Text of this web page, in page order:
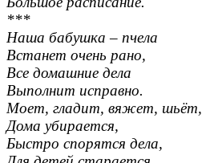
***
Наша бабушка – пчела
Встанет очень рано,
Все домашние дела
Выполнит исправно.
Моет, гладит, вяжет, шьёт,
Дома убирается,
Быстро спорятся дела,